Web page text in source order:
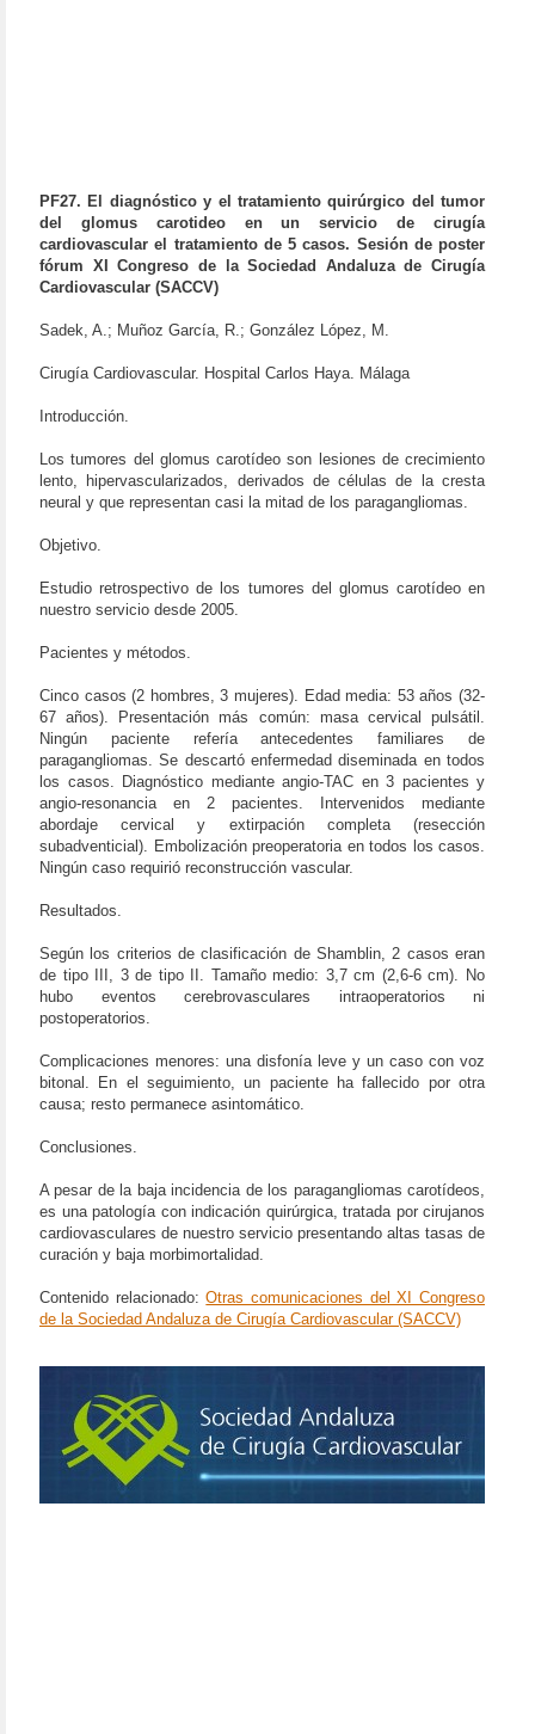
PF27. El diagnóstico y el tratamiento quirúrgico del tumor
del glomus carotideo en un servicio de cirugía
cardiovascular el tratamiento de 5 casos. Sesión de poster
fórum XI Congreso de la Sociedad Andaluza de Cirugía
Cardiovascular (SACCV)
Sadek, A.; Muñoz García, R.; González López, M.
Cirugía Cardiovascular. Hospital Carlos Haya. Málaga
Introducción.
Los tumores del glomus carotídeo son lesiones de crecimiento
lento, hipervascularizados, derivados de células de la cresta
neural y que representan casi la mitad de los paragangliomas.
Objetivo.
Estudio retrospectivo de los tumores del glomus carotídeo en
nuestro servicio desde 2005.
Pacientes y métodos.
Cinco casos (2 hombres, 3 mujeres). Edad media: 53 años (32-
67 años). Presentación más común: masa cervical pulsátil.
Ningún paciente refería antecedentes familiares de
paragangliomas. Se descartó enfermedad diseminada en todos
los casos. Diagnóstico mediante angio-TAC en 3 pacientes y
angio-resonancia en 2 pacientes. Intervenidos mediante
abordaje cervical y extirpación completa (resección
subadventicial). Embolización preoperatoria en todos los casos.
Ningún caso requirió reconstrucción vascular.
Resultados.
Según los criterios de clasificación de Shamblin, 2 casos eran
de tipo III, 3 de tipo II. Tamaño medio: 3,7 cm (2,6-6 cm). No
hubo eventos cerebrovasculares intraoperatorios ni
postoperatorios.
Complicaciones menores: una disfonía leve y un caso con voz
bitonal. En el seguimiento, un paciente ha fallecido por otra
causa; resto permanece asintomático.
Conclusiones.
A pesar de la baja incidencia de los paragangliomas carotídeos,
es una patología con indicación quirúrgica, tratada por cirujanos
cardiovasculares de nuestro servicio presentando altas tasas de
curación y baja morbimortalidad.
Contenido relacionado:Otras comunicaciones del XI Congreso
de la Sociedad Andaluza de Cirugía Cardiovascular (SACCV)